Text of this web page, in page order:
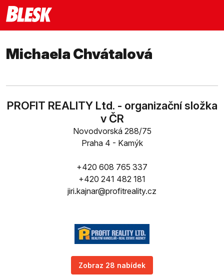
Michaela Chvátalová
PROFIT REALITY Ltd. - organizační složka
v ČR
Novodvorská 288/75
Praha 4 - Kamýk
+420 608 765 337
+420 241 482 181
jiri.kajnar@profitreality.cz
Zobraz 28 nabídek